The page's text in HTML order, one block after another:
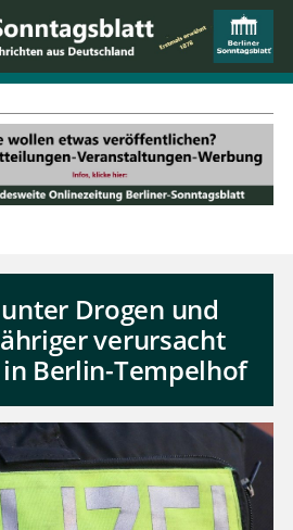
Drogen und
verursacht
Berlin-Tempelhof